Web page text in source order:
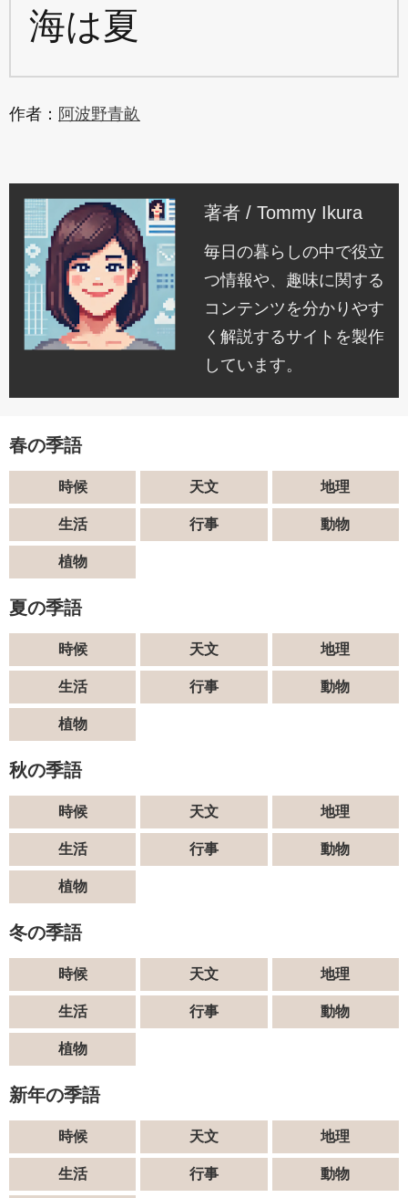
海は夏
作者： 阿波野青畝
著者 / Tommy Ikura
毎日の暮らしの中で役立
つ情報や、趣味に関する
コンテンツを分かりやす
く解説するサイトを製作
しています。
春の季語
時候 天文 地理
生活 行事 動物
植物
夏の季語
時候 天文 地理
生活 行事 動物
植物
秋の季語
時候 天文 地理
生活 行事 動物
植物
冬の季語
時候 天文 地理
生活 行事 動物
植物
新年の季語
時候 天文 地理
生活 行事 動物